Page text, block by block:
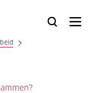
Bli
Logg
Søk Meny